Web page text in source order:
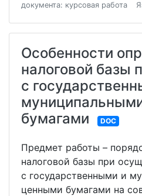
документа: курсовая работа
Особенности
налоговой базы
с
бумагами
DOC
Предмет работы –
налоговой базы при
с государственными и
ценными бумагами на